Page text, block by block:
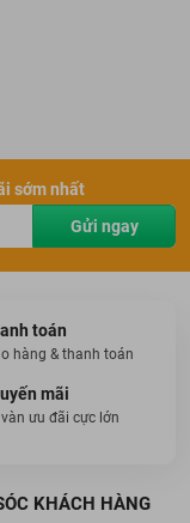
sớm nhất
Gửi ngay
toán
hàng & thanh toán
mãi
ưu đãi cực lớn
KHÁCH HÀNG